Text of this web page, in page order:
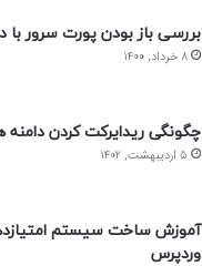
بررسی باز بودن پورت سرور با
۸ خرداد, ۱۴۰۰
چگونگی ریدایرکت کردن دامنه
۵ اردیبهشت, ۱۴۰۲
آموزش ساخت سیستم
وردپرس